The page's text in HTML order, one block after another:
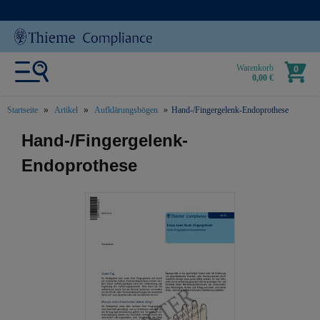
Warenkorb
0,00 €
0
Startseite Artikel Aufklärungsbögen Hand-/Fingergelenk-Endoprothese
text.skipToContent
text.skipToNavigation
Hand-/Fingergelenk-
Endoprothese